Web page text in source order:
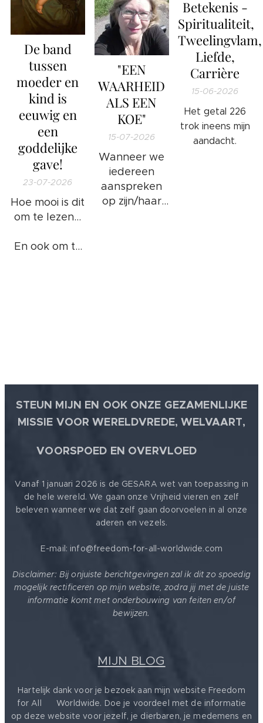
De band
tussen
moeder en
kind is
eeuwig en
een
goddelijke
gave!
23-07-2026
Hoe mooi is dit
om te lezen...
En ook om te
"EEN
WAARHEID
ALS EEN
KOE"
15-07-2026
Wanneer we
iedereen
aanspreken
op zijn/haar
Betekenis -
Spiritualiteit,
Tweelingvlam,
Liefde,
Carrière
15-06-2026
Het getal 226
trok ineens mijn
aandacht.
STEUN MIJN EN OOK ONZE GEZAMENLIJKE
MISSIE VOOR WERELDVREDE, WELVAART,
VOORSPOED EN OVERVLOED
Vanaf 1 januari 2026 is de GESARA wet van toepassing in
de hele wereld. We gaan onze Vrijheid vieren en zelf
beleven wanneer we dat zelf gaan doorvoelen in al onze
aderen en vezels.
E-mail: info@freedom-for-all-worldwide.com
Disclaimer: Bij onjuiste berichtgevingen zal ik dit zo spoedig
mogelijk rectificeren op mijn website, zodra jij met de juiste
informatie komt met onderbouwing van feiten en/of
bewijzen.
MIJN BLOG
Hartelijk dank voor je bezoek aan mijn website Freedom
for All ❤️ Worldwide. Doe je voordeel met de informatie
op deze website voor jezelf, je dierbaren, je medemens en